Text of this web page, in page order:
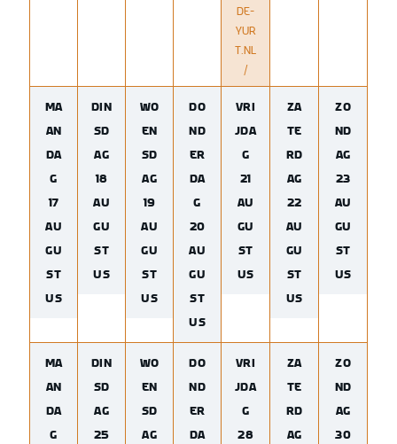
DE-
YUR
T.NL
/
MA
AN
DA
G
17
AU
GU
ST
US
DIN
SD
AG
18
AU
GU
ST
US
WO
EN
SD
AG
19
AU
GU
ST
US
DO
ND
ER
DA
G
20
AU
GU
ST
US
VRI
JDA
G
21
AU
GU
ST
US
ZA
TE
RD
AG
22
AU
GU
ST
US
ZO
ND
AG
23
AU
GU
ST
US
MA
AN
DA
G
DIN
SD
AG
25
WO
EN
SD
AG
DO
ND
ER
DA
VRI
JDA
G
28
ZA
TE
RD
AG
ZO
ND
AG
30